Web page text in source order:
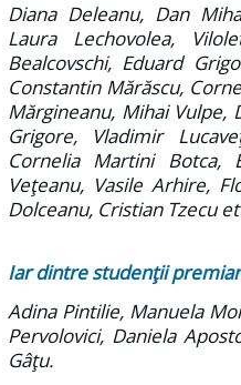
Diana Deleanu, Dan
Laura Lechovolea,
Bealcovschi, Eduard
Constantin Mărăscu,
Mărgineanu, Mihai Vulpe,
Grigore, Vladimir
Cornelia Martini Botca,
Veţeanu, Vasile Arhire,
Dolceanu, Cristian Tzecu
Iar dintre studenţii
Adina Pintilie, Manuela
Pervolovici, Daniela
Gâţu.